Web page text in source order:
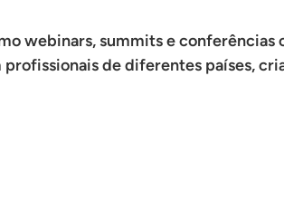
webinars, summits e conferências
de diferentes países,